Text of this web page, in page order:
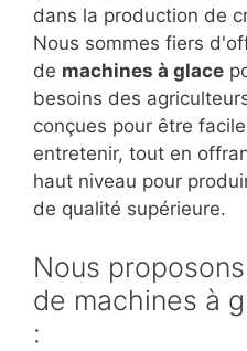
dans la production de
Nous sommes fiers
de machines à glace
besoins des
conçues pour être
entretenir, tout en
haut niveau pour
de qualité supérieure.
Nous
de machines à
: